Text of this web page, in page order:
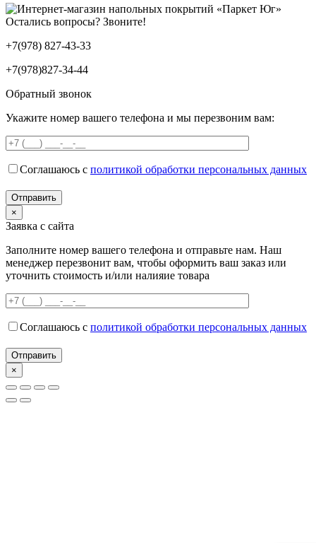
Остались вопросы? Звоните!
+7(978) 827-43-33
+7(978)827-34-44
Обратный звонок
Укажите номер вашего телефона и мы перезвоним вам:
Соглашаюсь с политикой обработки персональных данных
×
Заявка с сайта
Заполните номер вашего телефона и отправьте нам. Наш
менеджер перезвонит вам, чтобы оформить ваш заказ или
уточнить стоимость и/или налияие товара
Соглашаюсь с политикой обработки персональных данных
×